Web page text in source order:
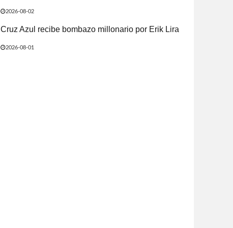
2026-08-02
Cruz Azul recibe bombazo millonario por Erik Lira
2026-08-01